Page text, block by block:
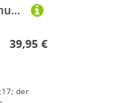
LuxusKollektion Fischentschupper 36-teiliges Tropfenform Blei Angelgewichte Set 5g-40g, Drop Shot Blei
39,95 €
der